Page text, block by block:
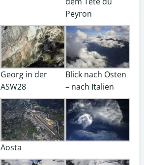
Peyron
Georg in der
ASW28
Blick nach Osten
– nach Italien
Aosta